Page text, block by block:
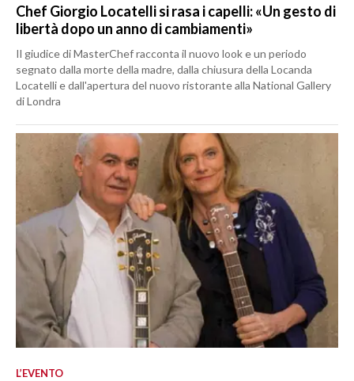
Chef Giorgio Locatelli si rasa i capelli: «Un gesto di
libertà dopo un anno di cambiamenti»
Il giudice di MasterChef racconta il nuovo look e un periodo
segnato dalla morte della madre, dalla chiusura della Locanda
Locatelli e dall'apertura del nuovo ristorante alla National Gallery
di Londra
L’EVENTO